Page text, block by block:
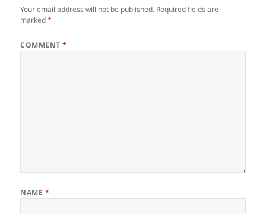
Your email address will not be published. Required fields are
marked*
COMMENT*
NAME *